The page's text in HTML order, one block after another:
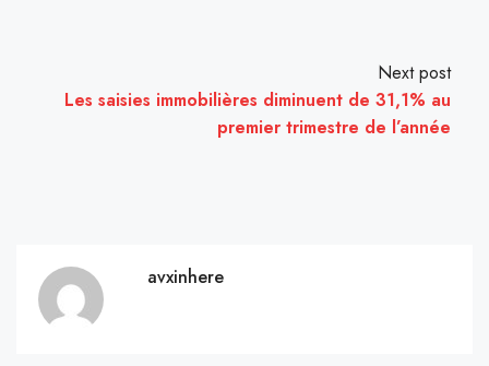
Next post
Les saisies immobilières diminuent de 31,1% au
premier trimestre de l’année
avxinhere